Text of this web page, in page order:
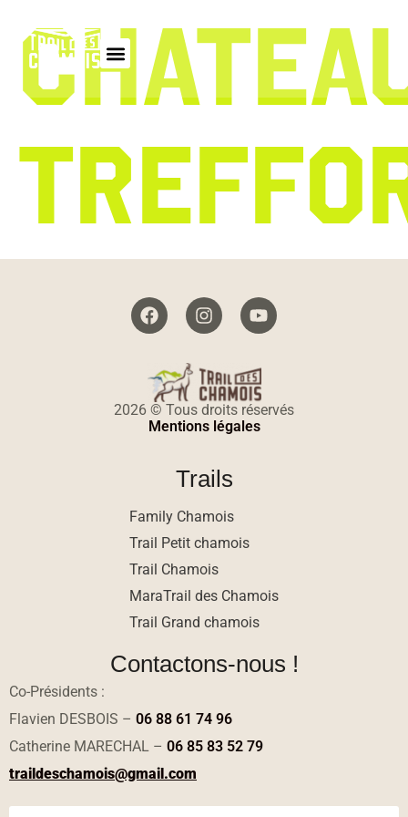
2026 © Tous droits réservés
Mentions légales
Trails
Family Chamois
Trail Petit chamois
Trail Chamois
MaraTrail des Chamois
Trail Grand chamois
Contactons-nous !
Co-Présidents :
Flavien DESBOIS – 06 88 61 74 96
Catherine MARECHAL – 06 85 83 52 79
traildeschamois@gmail.com